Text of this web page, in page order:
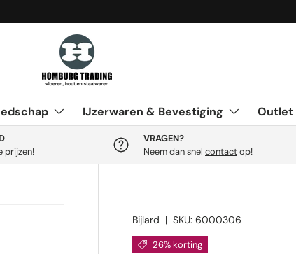
IJzerwaren & Bevestiging Outlet
prijzen!
VRAGEN?
Neem dan snel contactop!
Bijlard |SKU: 6000306
26% korting